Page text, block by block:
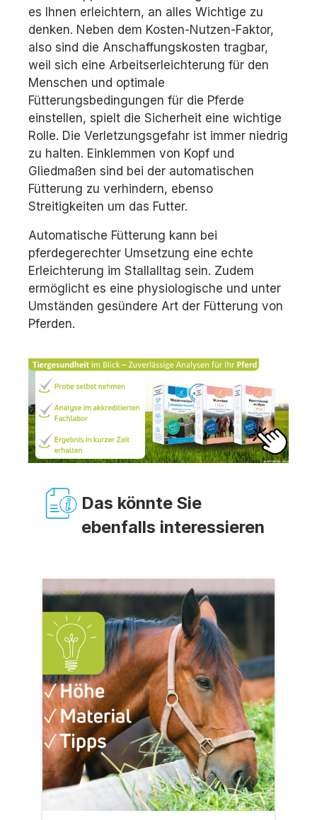
es Ihnen erleichtern, an alles Wichtige zu
denken. Neben dem Kosten-Nutzen-Faktor,
also sind die Anschaffungskosten tragbar,
weil sich eine Arbeitserleichterung für den
Menschen und optimale
Fütterungsbedingungen für die Pferde
einstellen, spielt die Sicherheit eine wichtige
Rolle. Die Verletzungsgefahr ist immer niedrig
zu halten. Einklemmen von Kopf und
Gliedmaßen sind bei der automatischen
Fütterung zu verhindern, ebenso
Streitigkeiten um das Futter.
Automatische Fütterung kann bei
pferdegerechter Umsetzung eine echte
Erleichterung im Stallalltag sein. Zudem
ermöglicht es eine physiologische und unter
Umständen gesündere Art der Fütterung von
Pferden.
Das könnte Sie
ebenfalls interessieren